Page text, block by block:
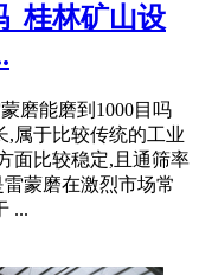
_桂林矿山设
磨能磨到1000目吗
,属于比较传统的工业
面比较稳定,且通筛率
蒙磨在激烈市场常
...